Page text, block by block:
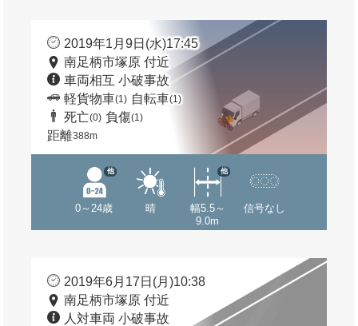
2019年1月9日(水)17:45
南足柄市塚原 付近
車両相互 小破事故
軽貨物車(1) 自転車(1)
死亡(0) 負傷(1)
距離388m
0～24歳
他
晴
幅5.5～
9.0m
他
信号なし
2019年6月17日(月)10:38
南足柄市塚原 付近
人対車両 小破事故